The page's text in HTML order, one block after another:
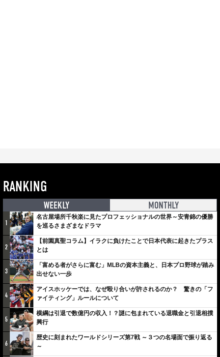
RANKING
WEEKLY MONTHLY
1
名古屋場所千秋楽に見たプロフェッショナルの世界～安青錦の優勝
を巡るさまざまなドラマ
2
【前園真聖コラム】イラクに負けたことで日本代表に起きたプラス
とは
3
「富める者がさらに富む」MLBの資本主義と、日本プロ野球が踏み
出せない一歩
4
アイスホッケーでは、なぜ殴り合いが許されるのか？ 驚きの「フ
ァイティング」ルールについて
5
横綱は引退で数億円の収入！？謎に包まれている退職金と引退相撲
興行
6
歴史に刻まれたワールドシリーズ第7戦 ～３つの名場面で振り返る
～